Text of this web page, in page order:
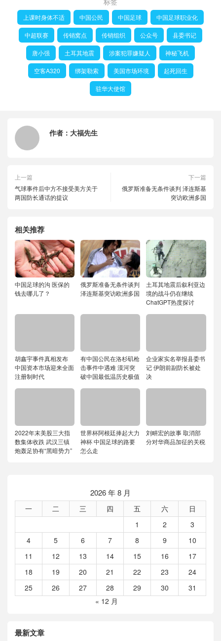
上课时身体不适 中国公民 中国足球 中国足球职业化
中超联赛 传销窝点 传销组织 公众号 县委书记
唐小强 土耳其地震 涉案犯罪嫌疑人 神秘飞机
空客A320 绑架勒索 美国市场环境 起死回生
驻华大使馆
作者： 大福先生
上一篇
气球事件后中方不接受美方关于
两国防长通话的提议
下一篇
俄罗斯准备无条件谈判 泽连斯基
突访欧洲多国
相关推荐
中国足球的沟 医保的
钱去哪儿了？
俄罗斯准备无条件谈判
泽连斯基突访欧洲多国
土耳其地震后叙利亚边
境的战斗仍在继续
ChatGPT热度探讨
胡鑫宇事件真相发布
中国资本市场迎来全面
注册制时代
有中国公民在洛杉矶枪
击事件中遇难 漠河突
破中国最低温历史极值
企业家实名举报县委书
记 伊朗前副防长被处
决
2022年末美股三大指
数集体收跌 武汉三镇
炮轰足协有“黑暗势力”
世界杯阿根廷捧起大力
神杯 中国足球的路要
怎么走
刘畊宏的故事 取消部
分对华商品加征的关税
2026 年 8 月
一 二 三 四 五 六
日
1
2
3
4
5 6 7 8 9
10
11
12 13 14 15 16
17
18
19 20 21 22 23
24
25
26 27 28 29 30
31
« 12 月
最新文章